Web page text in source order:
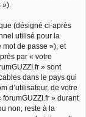
»).
(désigné ci-après
utilisé pour la
de passe »), et
par « votre
» sont
dans le pays qui
d’utilisateur, de votre
» durant
non, reste à la